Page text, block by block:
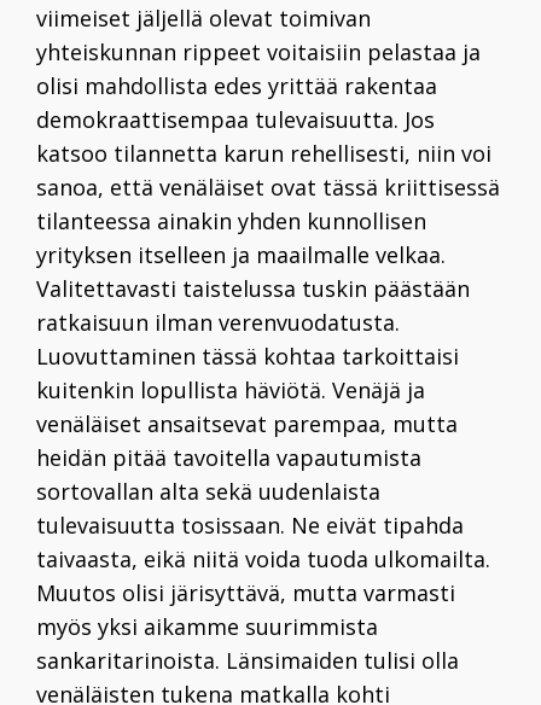
viimeiset jäljellä olevat toimivan
yhteiskunnan rippeet voitaisiin pelastaa ja
olisi mahdollista edes yrittää rakentaa
demokraattisempaa tulevaisuutta. Jos
katsoo tilannetta karun rehellisesti, niin voi
sanoa, että venäläiset ovat tässä kriittisessä
tilanteessa ainakin yhden kunnollisen
yrityksen itselleen ja maailmalle velkaa.
Valitettavasti taistelussa tuskin päästään
ratkaisuun ilman verenvuodatusta.
Luovuttaminen tässä kohtaa tarkoittaisi
kuitenkin lopullista häviötä. Venäjä ja
venäläiset ansaitsevat parempaa, mutta
heidän pitää tavoitella vapautumista
sortovallan alta sekä uudenlaista
tulevaisuutta tosissaan. Ne eivät tipahda
taivaasta, eikä niitä voida tuoda ulkomailta.
Muutos olisi järisyttävä, mutta varmasti
myös yksi aikamme suurimmista
sankaritarinoista. Länsimaiden tulisi olla
venäläisten tukena matkalla kohti